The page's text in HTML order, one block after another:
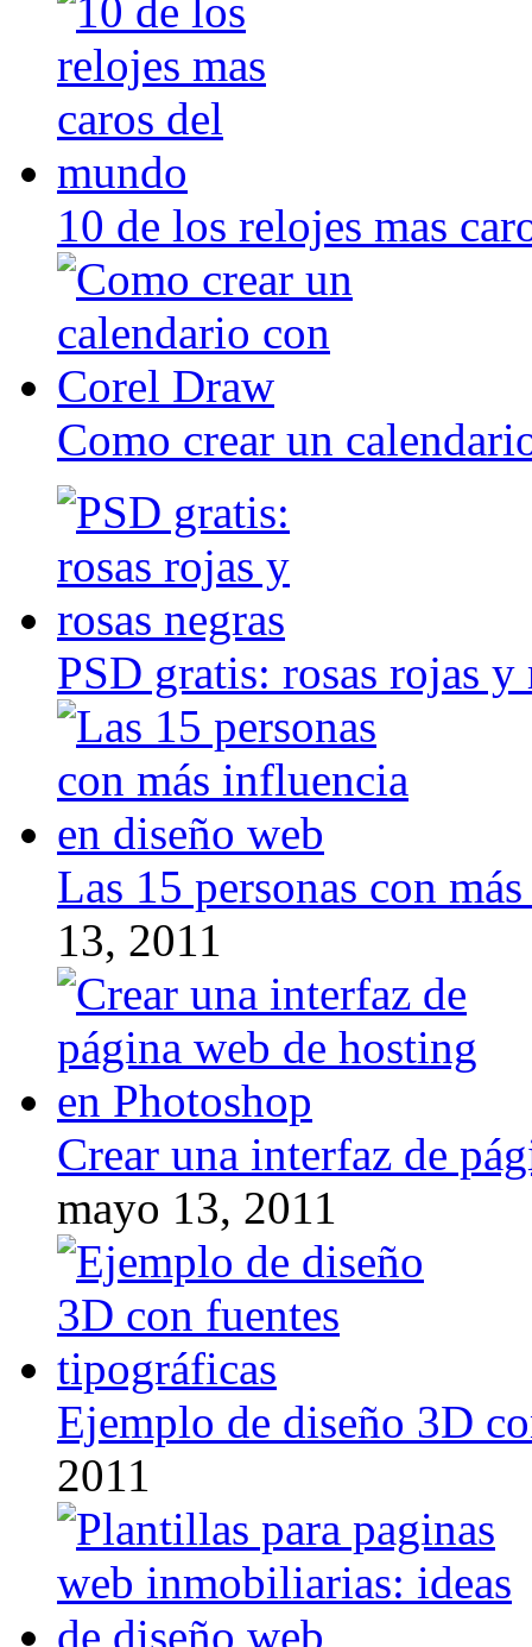
10 de los relojes mas
Como crear un
PSD gratis: rosas rojas y
Las 15 personas con
13, 2011
Crear una interfaz de
mayo 13, 2011
Ejemplo de diseño 3D
2011